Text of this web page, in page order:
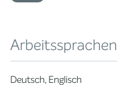
Arbeitssprachen
Deutsch, Englisch